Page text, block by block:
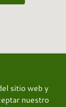
Company -
sitio web y
nuestro